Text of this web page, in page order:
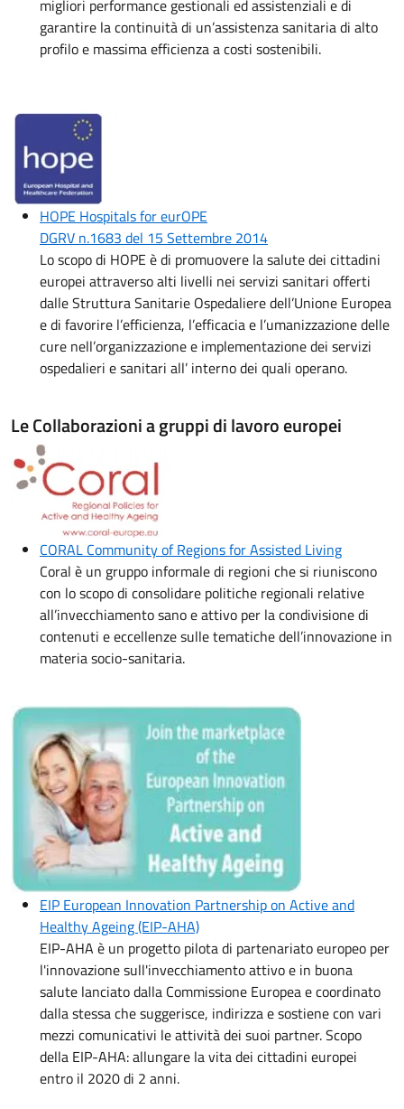
migliori performance gestionali ed assistenziali e di
garantire la continuità di un’assistenza sanitaria di alto
profilo e massima efficienza a costi sostenibili.
Immagine:
HOPE Hospitals for eurOPE
DGRV n.1683 del 15 Settembre 2014
Lo scopo di HOPE è di promuovere la salute dei cittadini
europei attraverso alti livelli nei servizi sanitari offerti
dalle Struttura Sanitarie Ospedaliere dell’Unione Europea
e di favorire l’efficienza, l’efficacia e l’umanizzazione delle
cure nell’organizzazione e implementazione dei servizi
ospedalieri e sanitari all’ interno dei quali operano.
Le Collaborazioni a gruppi di lavoro europei
Immagine:
CORAL Community of Regions for Assisted Living
Coral è un gruppo informale di regioni che si riuniscono
con lo scopo di consolidare politiche regionali relative
all’invecchiamento sano e attivo per la condivisione di
contenuti e eccellenze sulle tematiche dell’innovazione in
materia socio-sanitaria.
Immagine:
EIP European Innovation Partnership on Active and
Healthy Ageing (EIP-AHA)
EIP-AHA è un progetto pilota di partenariato europeo per
l'innovazione sull'invecchiamento attivo e in buona
salute lanciato dalla Commissione Europea e coordinato
dalla stessa che suggerisce, indirizza e sostiene con vari
mezzi comunicativi le attività dei suoi partner. Scopo
della EIP-AHA: allungare la vita dei cittadini europei
entro il 2020 di 2 anni.